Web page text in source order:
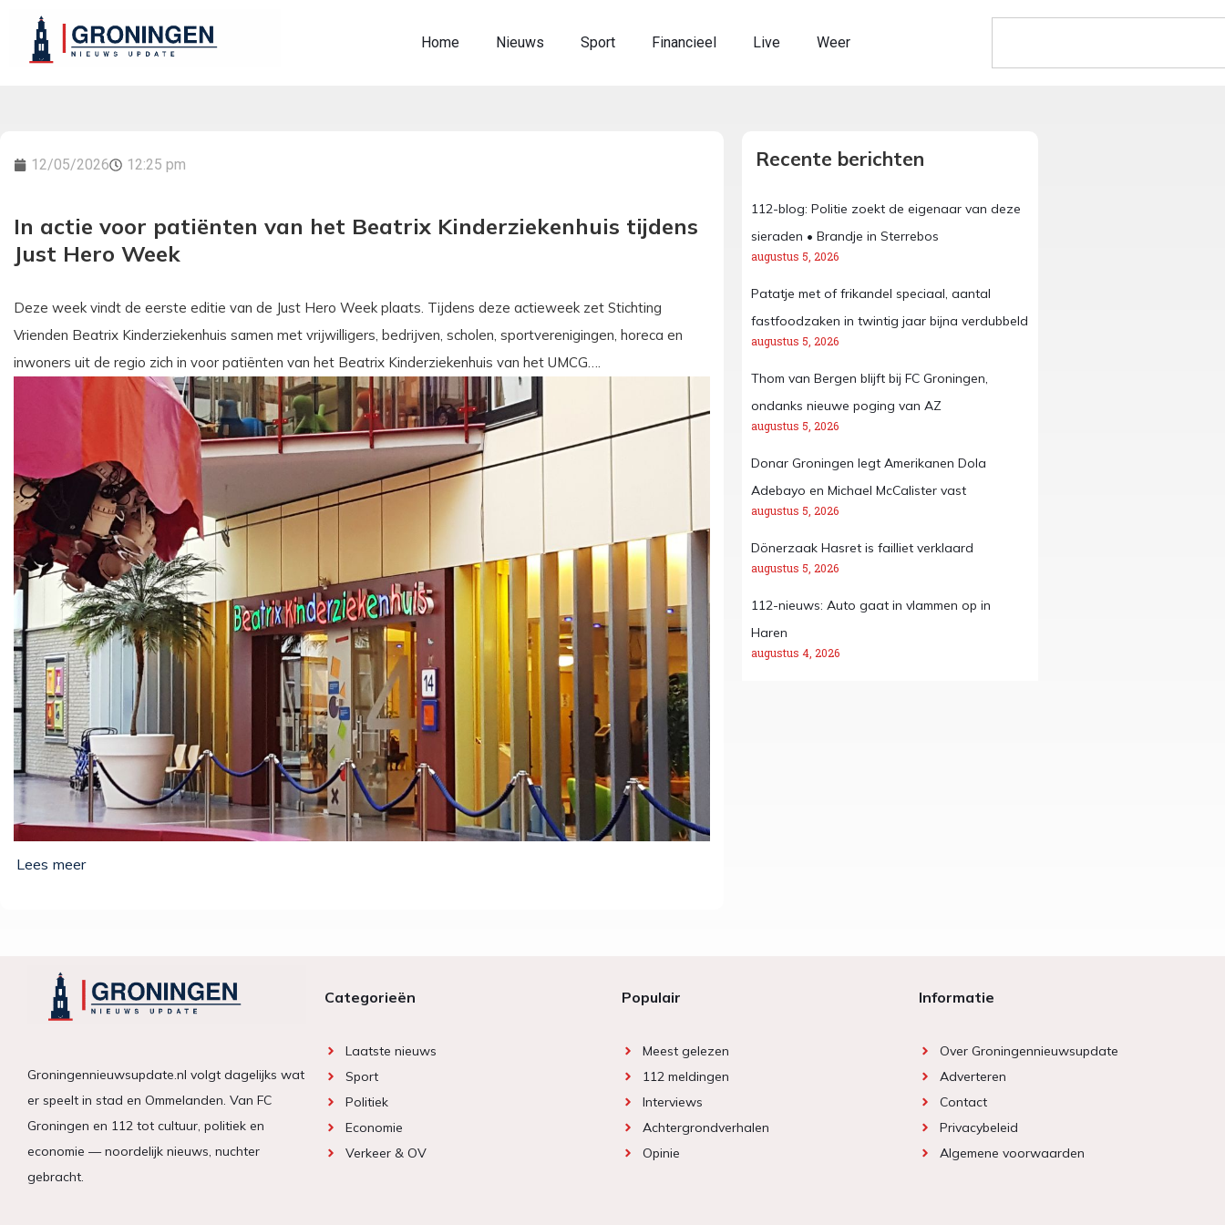
Home Nieuws Sport Financieel Live Weer
12/05/2026 12:25 pm
In actie voor patiënten van het Beatrix Kinderziekenhuis tijdens
Just Hero Week
Deze week vindt de eerste editie van de Just Hero Week plaats. Tijdens deze actieweek zet Stichting
Vrienden Beatrix Kinderziekenhuis samen met vrijwilligers, bedrijven, scholen, sportverenigingen, horeca en
inwoners uit de regio zich in voor patiënten van het Beatrix Kinderziekenhuis van het UMCG….
Recente berichten
112-blog: Politie zoekt de eigenaar van deze
sieraden • Brandje in Sterrebos
augustus 5, 2026
Patatje met of frikandel speciaal, aantal
fastfoodzaken in twintig jaar bijna verdubbeld
augustus 5, 2026
Thom van Bergen blijft bij FC Groningen,
ondanks nieuwe poging van AZ
augustus 5, 2026
Donar Groningen legt Amerikanen Dola
Adebayo en Michael McCalister vast
augustus 5, 2026
Dönerzaak Hasret is failliet verklaard
augustus 5, 2026
112-nieuws: Auto gaat in vlammen op in
Haren
augustus 4, 2026
Groningennieuwsupdate.nl volgt dagelijks wat
er speelt in stad en Ommelanden. Van FC
Groningen en 112 tot cultuur, politiek en
economie — noordelijk nieuws, nuchter
gebracht.
Categorieën
Laatste nieuws
Sport
Politiek
Economie
Verkeer & OV
Populair
Meest gelezen
112 meldingen
Interviews
Achtergrondverhalen
Opinie
Informatie
Over Groningennieuwsupdate
Adverteren
Contact
Privacybeleid
Algemene voorwaarden